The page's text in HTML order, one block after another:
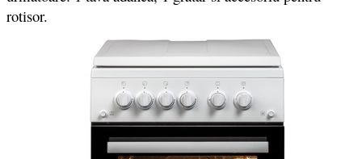
rotisor.